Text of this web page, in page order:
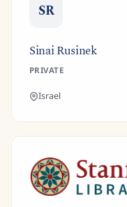
SR
Sinai Rusinek
PRIVATE
Israel